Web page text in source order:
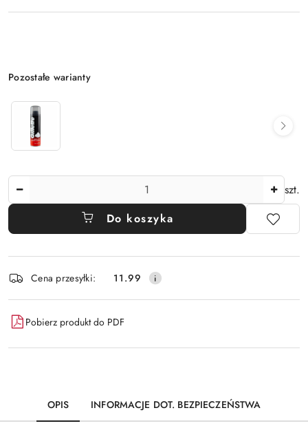
Wariant
Pozostałe warianty
szt.
Do koszyka
i
dostawa
Cena przesyłki: 11.99
Pobierz produkt do PDF
OPIS INFORMACJE DOT. BEZPIECZEŃSTWA